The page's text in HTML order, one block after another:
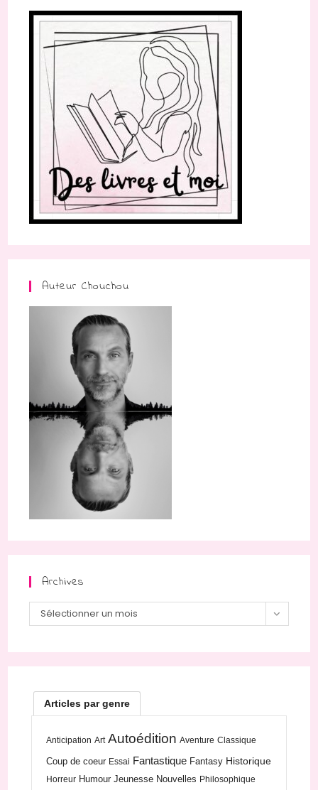
Auteur Chouchou
Archives
Sélectionner un mois
Articles par genre
Anticipation Art Autoédition Aventure Classique
Coup de coeur Essai Fantastique Fantasy Historique
Horreur Humour Jeunesse Nouvelles Philosophique